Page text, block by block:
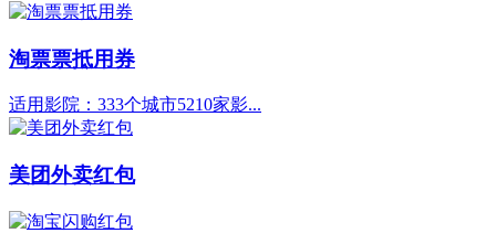
淘票票抵用券
适用影院：333个城市5210家影...
美团外卖红包